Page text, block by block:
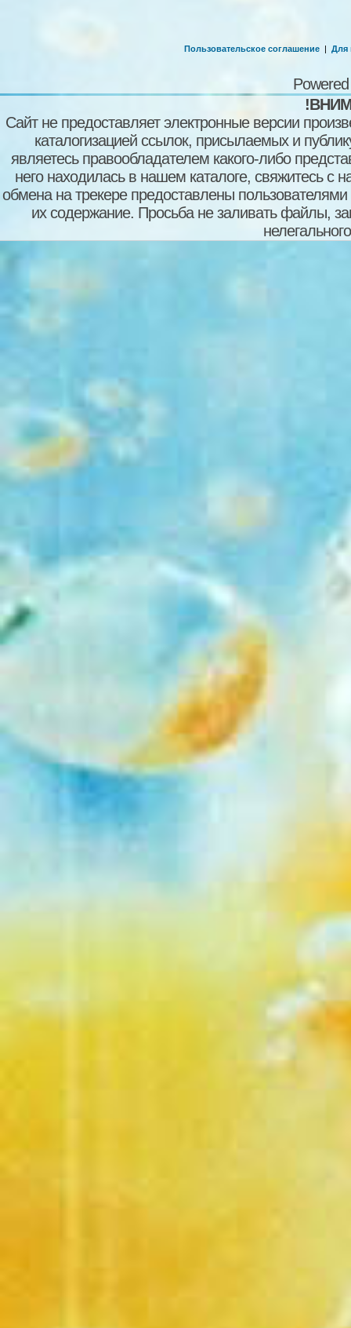
Пользовательское соглашение | Для
Сайт не предоставляет электронные версии
каталогизацией ссылок, присылаемых и
являетесь правообладателем какого-либо
него находилась в нашем каталоге, свяжитесь
обмена на трекере предоставлены пользователями
их содержание. Просьба не заливать файлы,